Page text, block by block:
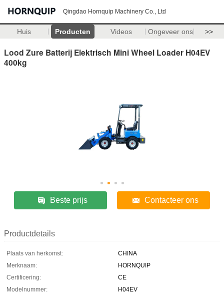
Qingdao Hornquip Machinery Co., Ltd
Huis Producten Videos Ongeveer ons >>
Lood Zure Batterij Elektrisch Mini Wheel Loader H04EV
400kg
Beste prijs Contacteer ons
Productdetails
Plaats van herkomst:
CHINA
Merknaam:
HORNQUIP
Certificering:
CE
Modelnummer:
H04EV